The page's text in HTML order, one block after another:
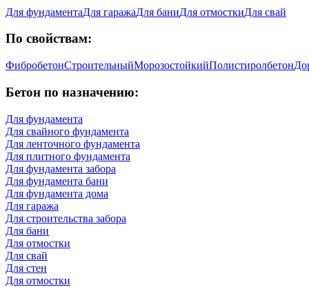
Для фундаментаДля гаражаДля баниДля отмосткиДля свай
По свойствам:
ФибробетонСтроительныйМорозостойкийПолистиролбетон
Бетон по назначению:
Для фундамента
Для свайного фундамента
Для ленточного фундамента
Для плитного фундамента
Для фундамента забора
Для фундамента бани
Для фундамента дома
Для гаража
Для строительства забора
Для бани
Для отмостки
Для свай
Для стен
Для отмостки